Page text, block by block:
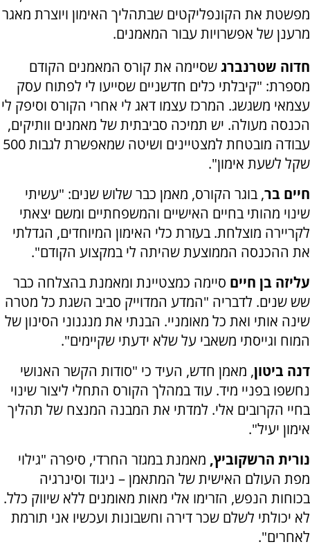
מפשטת את הקונפליקטים שבתהליך האימון ויוצרת מאגר
מרענן של אפשרויות עבור המאמנים.
חדוה שטרנברגשסיימה את קורס המאמנים הקודם
מספרת: "קיבלתי כלים חדשניים שסייעו לי לפתוח עסק
עצמאי משגשג. המרכז עצמו דאג לי אחרי הקורס וסיפק לי
הכנסה מעולה. יש תמיכה סביבתית של מאמנים וותיקים,
עבודה מובטחת למצטיינים ושיטה שמאפשרת לגבות 500
שקל לשעת אימון".
חיים בר, בוגר הקורס, מאמן כבר שלוש שנים: "עשיתי
שינוי מהותי בחיים האישיים והמשפחתיים ומשם יצאתי
לקריירה מוצלחת. בעזרת כלי האימון המיוחדים, הגדלתי
את ההכנסה הממוצעת שהיתה לי במקצוע הקודם".
עליזה בן חיים סיימה כמצטיינת ומאמנת בהצלחה כבר
שש שנים. לדבריה "המדע המדוייק סביב השגת כל מטרה
שינה אותי ואת כל מאומניי. הבנתי את מנגנוני הסינון של
המוח וגייסתי משאבי על שלא ידעתי שקיימים".
דנה ביטון, מאמן חדש, העיד כי "סודות הקשר האנושי
נחשפו בפניי מיד. עוד במהלך הקורס התחלי ליצור שינוי
בחיי הקרובים אלי. למדתי את המבנה המנצח של תהליך
אימון יעיל".
נורית הרשקוביץ, מאמנת במגזר החרדי, סיפרה "גילוי
מפת העולם האישית של המתאמן – ניגוד וסינרגיה
בכוחות הנפש, הזרימו אלי מאות מאומנים ללא שיווק כלל.
לא יכולתי לשלם שכר דירה וחשבונות ועכשיו אני תורמת
לאחרים".